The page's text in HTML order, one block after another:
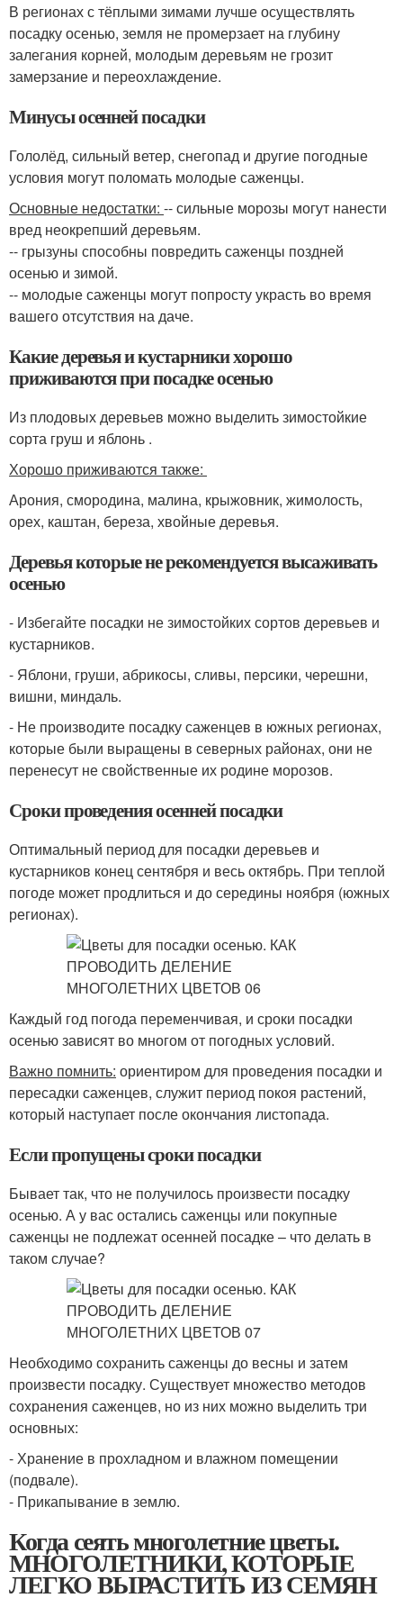
В регионах с тёплыми зимами лучше осуществлять
посадку осенью, земля не промерзает на глубину
залегания корней, молодым деревьям не грозит
замерзание и переохлаждение.
Минусы осенней посадки
Гололёд, сильный ветер, снегопад и другие погодные
условия могут поломать молодые саженцы.
Основные недостатки: -- сильные морозы могут нанести
вред неокрепший деревьям.
-- грызуны способны повредить саженцы поздней
осенью и зимой.
-- молодые саженцы могут попросту украсть во время
вашего отсутствия на даче.
Какие деревья и кустарники хорошо
приживаются при посадке осенью
Из плодовых деревьев можно выделить зимостойкие
сорта груш и яблонь .
Хорошо приживаются также:
Арония, смородина, малина, крыжовник, жимолость,
орех, каштан, береза, хвойные деревья.
Деревья которые не рекомендуется высаживать
осенью
- Избегайте посадки не зимостойких сортов деревьев и
кустарников.
- Яблони, груши, абрикосы, сливы, персики, черешни,
вишни, миндаль.
- Не производите посадку саженцев в южных регионах,
которые были выращены в северных районах, они не
перенесут не свойственные их родине морозов.
Сроки проведения осенней посадки
Оптимальный период для посадки деревьев и
кустарников конец сентября и весь октябрь. При теплой
погоде может продлиться и до середины ноября (южных
регионах).
Каждый год погода переменчивая, и сроки посадки
осенью зависят во многом от погодных условий.
Важно помнить: ориентиром для проведения посадки и
пересадки саженцев, служит период покоя растений,
который наступает после окончания листопада.
Если пропущены сроки посадки
Бывает так, что не получилось произвести посадку
осенью. А у вас остались саженцы или покупные
саженцы не подлежат осенней посадке – что делать в
таком случае?
Необходимо сохранить саженцы до весны и затем
произвести посадку. Существует множество методов
сохранения саженцев, но из них можно выделить три
основных:
- Хранение в прохладном и влажном помещении
(подвале).
- Прикапывание в землю.
Когда сеять многолетние цветы.
МНОГОЛЕТНИКИ, КОТОРЫЕ
ЛЕГКО ВЫРАСТИТЬ ИЗ СЕМЯН